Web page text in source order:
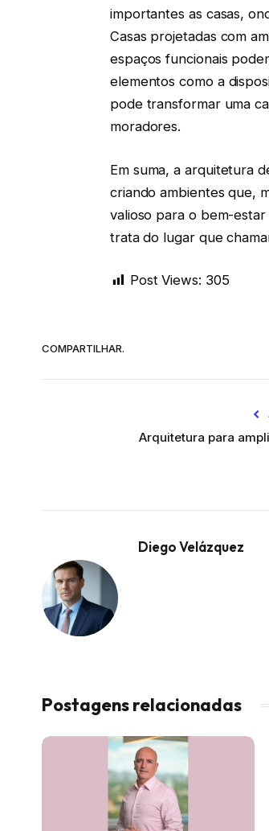
importantes as casas,
Casas projetadas com
espaços funcionais
elementos como a
pode transformar uma
moradores.
Em suma, a arquitetura
criando ambientes que,
valioso para o bem-
trata do lugar que
Post Views: 305
COMPARTILHAR.
Arquitetura para
Diego Velázquez
Postagens relacionadas